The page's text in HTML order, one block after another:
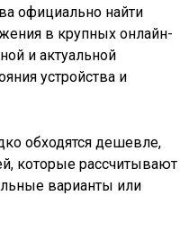
официально найти
в крупных онлайн-
и актуальной
устройства и
обходятся дешевле,
которые рассчитывают
варианты или